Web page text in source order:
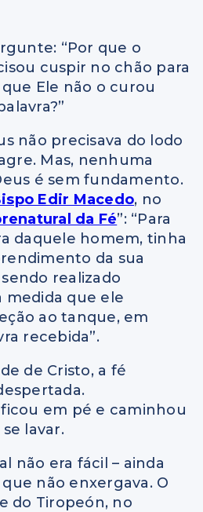
“Por que o
cuspir no chão para
Ele não o curou
não precisava do lodo
Mas, nenhuma
é sem fundamento.
Edir Macedo, no
da Fé”: “Para
daquele homem, tinha
da sua
realizado
medida que ele
ao tanque, em
recebida”.
de Cristo, a fé
em pé e caminhou
lavar.
não era fácil – ainda
não enxergava. O
do Tiropeón, no